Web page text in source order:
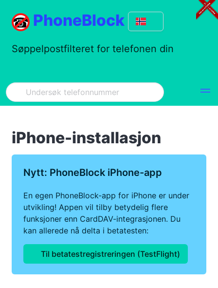
PhoneBlock
Søppelpostfilteret for telefonen din
iPhone-installasjon
Nytt: PhoneBlock iPhone-app
En egen PhoneBlock-app for iPhone er under
utvikling! Appen vil tilby betydelig flere
funksjoner enn CardDAV-integrasjonen. Du
kan allerede nå delta i betatesten:
Til betatestregistreringen (TestFlight)